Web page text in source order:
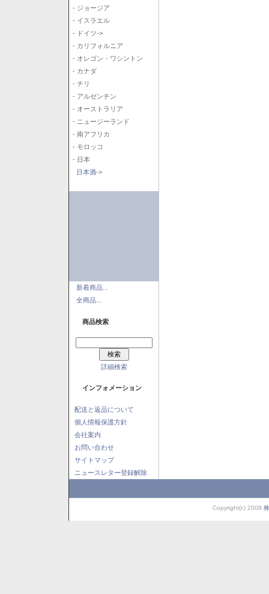
- ジョージア
- イスラエル
- ドイツ->
- カリフォルニア
- オレゴン・ワシントン
- カナダ
- チリ
- アルゼンチン
- オーストラリア
- ニュージーランド
- 南アフリカ
- モロッコ
- 日本
日本酒->
新着商品...
全商品...
商品検索
詳細検索
インフォメーション
配送と返品について
個人情報保護方針
会社案内
お問い合わせ
サイトマップ
ニュースレター登録解除
Copyright(c) 2008